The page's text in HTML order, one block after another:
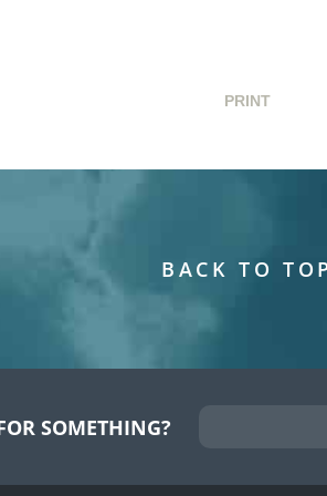
PRINT
BACK TO
SOMETHING?